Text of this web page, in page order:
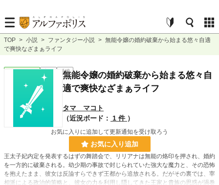
TOP > 小説 > ファンタジー小説 > 無能令嬢の婚約破棄から始まる悠々自適
で爽快なざまぁライフ
ファンタジー 完結 長編
無能令嬢の婚約破棄から始まる悠々自
適で爽快なざまぁライフ
タマ マコト
（近況ボード：
1 件 ）
お気に入りに追加して更新通知を受け取ろう
お気に入り追加
王太子妃内定を発表するはずの舞踏会で、リリアナは無能の烙印を押され、婚約
を一方的に破棄される。幼少期の事故で封じられていた強大な魔力と、その恐怖
を抱えたまま、彼女は反論すらできず王都から追放される。だがその裏では、宰
相派による政治的策略と、彼女の力を利用し隠してきた王家と貴族の思惑が渦巻